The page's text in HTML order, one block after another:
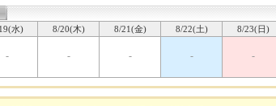
水) 8/20(木) 8/21(金) 8/22(土) 8/23(日)
- - - - -